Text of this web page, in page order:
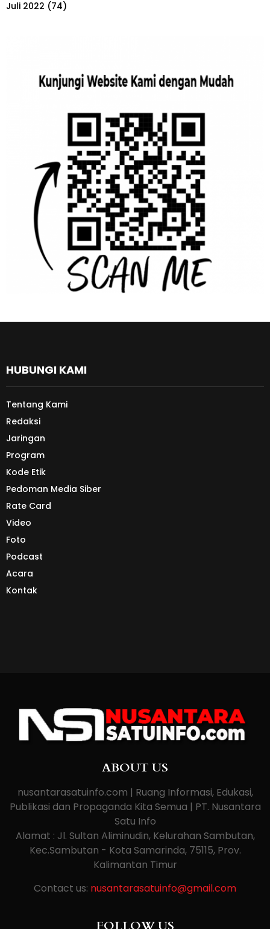
Juli 2022 (74)
HUBUNGI KAMI
Tentang Kami
Redaksi
Jaringan
Program
Kode Etik
Pedoman Media Siber
Rate Card
Video
Foto
Podcast
Acara
Kontak
ABOUT US
nusantarasatuinfo.com | Ruang Informasi, Edukasi,
Publikasi dan Propaganda Kita Semua | PT. Nusantara
Satu Info
Alamat : Jl. Sultan Aliminudin, Kelurahan Sambutan,
Kec.Sambutan - Kota Samarinda, 75115, Prov.
Kalimantan Timur
Contact us: nusantarasatuinfo@gmail.com
FOLLOW US